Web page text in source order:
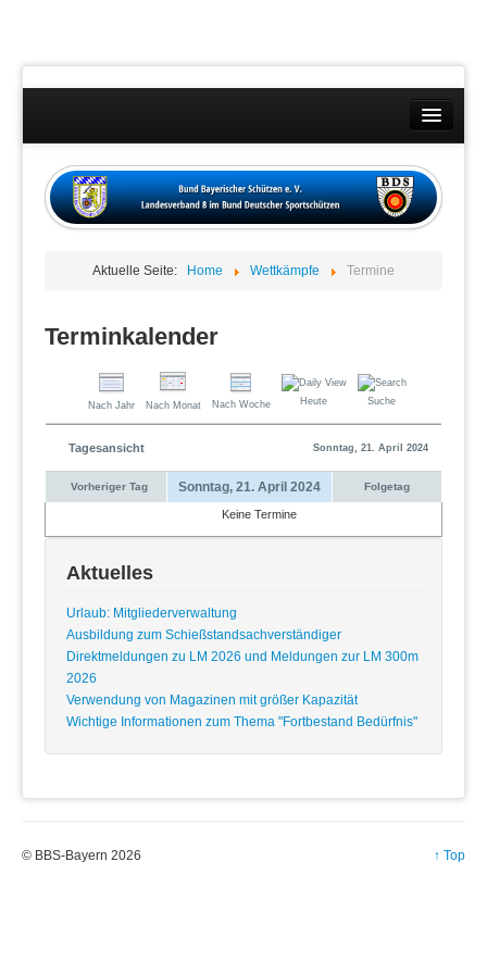
Wettkämpfe
Datenschutzübersicht
Aktuelle Seite: Home Wettkämpfe Termine
Terminkalender
Nach Jahr Nach Monat Nach Woche Heute Suche
Tagesansicht Sonntag, 21. April 2024
Vorheriger Tag Sonntag, 21. April 2024 Folgetag
Keine Termine
Aktuelles
Urlaub: Mitgliederverwaltung
Ausbildung zum Schießstandsachverständiger
Direktmeldungen zu LM 2026 und Meldungen zur LM 300m
2026
Verwendung von Magazinen mit größer Kapazität
Wichtige Informationen zum Thema "Fortbestand Bedürfnis"
↑ Top
© BBS-Bayern 2026